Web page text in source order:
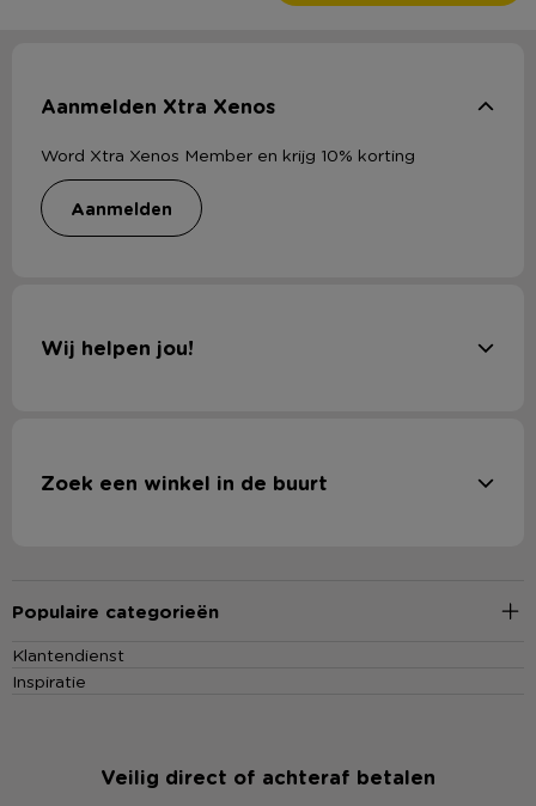
Aanmelden Xtra Xenos
Word Xtra Xenos Member en krijg 10% korting
aanmelden
Wij helpen jou!
Zoek een winkel in de buurt
Populaire categorieën
Klantendienst
Inspiratie
Veilig direct of achteraf betalen